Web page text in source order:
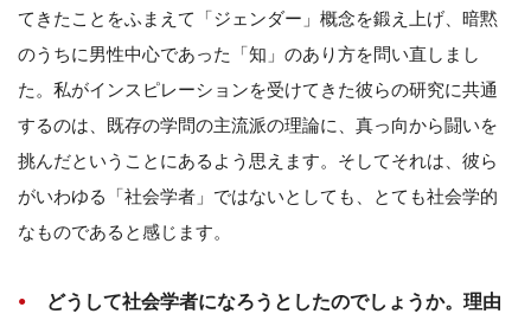
てきたことをふまえて「ジェンダー」概念を鍛え上げ、暗黙
のうちに男性中心であった「知」のあり方を問い直しまし
た。私がインスピレーションを受けてきた彼らの研究に共通
するのは、既存の学問の主流派の理論に、真っ向から闘いを
挑んだということにあるよう思えます。そしてそれは、彼ら
がいわゆる「社会学者」ではないとしても、とても社会学的
なものであると感じます。
どうして社会学者になろうとしたのでしょうか。理由